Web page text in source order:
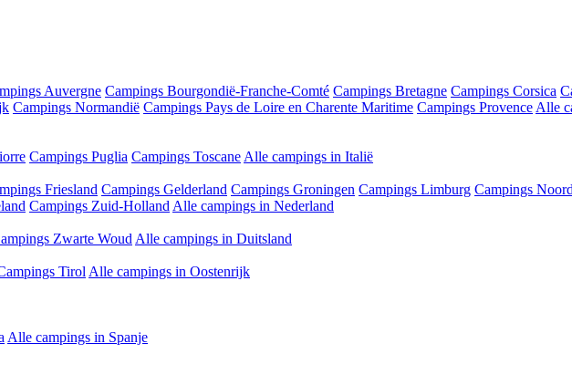
Auvergne Campings Bourgondië-Franche-Comté Campings Bretagne Campings Corsica
Campings Normandië Campings Pays de Loire en Charente Maritime Campings Provence Alle
Campings Puglia Campings Toscane Alle campings in Italië
Friesland Campings Gelderland Campings Groningen Campings Limburg Campings
Campings Zuid-Holland Alle campings in Nederland
Zwarte Woud Alle campings in Duitsland
Tirol Alle campings in Oostenrijk
Alle campings in Spanje